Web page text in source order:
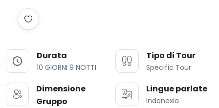
Durata
10 GIORNI 9 NOTTI
Tipo di Tour
Specific Tour
Dimensione
Gruppo
Lingue parlate
Indonexia